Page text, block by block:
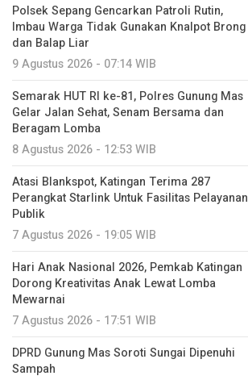
Polsek Sepang Gencarkan Patroli Rutin,
Imbau Warga Tidak Gunakan Knalpot Brong
dan Balap Liar
9 Agustus 2026 - 07:14 WIB
Semarak HUT RI ke-81, Polres Gunung Mas
Gelar Jalan Sehat, Senam Bersama dan
Beragam Lomba
8 Agustus 2026 - 12:53 WIB
Atasi Blankspot, Katingan Terima 287
Perangkat Starlink Untuk Fasilitas Pelayanan
Publik
7 Agustus 2026 - 19:05 WIB
Hari Anak Nasional 2026, Pemkab Katingan
Dorong Kreativitas Anak Lewat Lomba
Mewarnai
7 Agustus 2026 - 17:51 WIB
DPRD Gunung Mas Soroti Sungai Dipenuhi
Sampah